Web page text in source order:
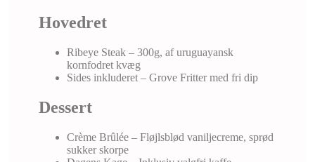
Hovedret
Ribeye Steak – 300g, af uruguayansk
kornfodret kvæg
Sides inkluderet – Grove Fritter med fri dip
Dessert
Crème Brûlée – Fløjlsblød vaniljecreme, sprød
sukker skorpe